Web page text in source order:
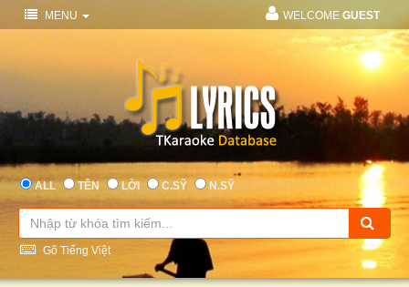
MENU WELCOME GUEST
ALL TÊN LỜI C.SỸ N.SỸ
Gõ Tiếng Việt